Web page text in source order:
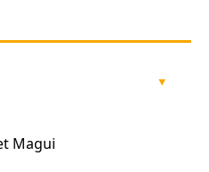
Magui